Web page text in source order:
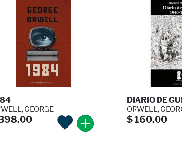
GEORGE
DIARIO DE
ORWELL,
$ 160.00